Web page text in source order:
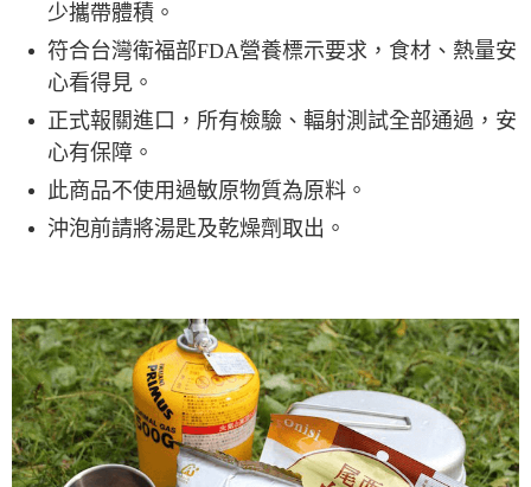
少攜帶體積。
符合台灣衛福部FDA營養標示要求，食材、熱量安
心看得見。
正式報關進口，所有檢驗、輻射測試全部通過，安
心有保障。
此商品不使用過敏原物質為原料。
沖泡前請將湯匙及乾燥劑取出。